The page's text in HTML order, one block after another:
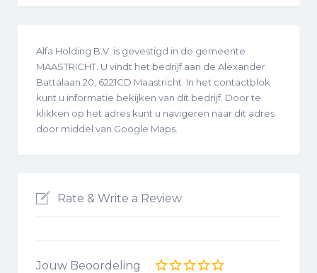
Alfa Holding B.V. is gevestigd in de gemeente
MAASTRICHT. U vindt het bedrijf aan de Alexander
Battalaan 20, 6221CD Maastricht. In het contactblok
kunt u informatie bekijken van dit bedrijf. Door te
klikken op het adres kunt u navigeren naar dit adres
door middel van Google Maps.
Rate & Write a Review
Jouw Beoordeling